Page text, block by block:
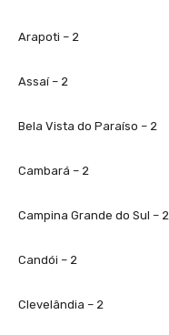
Arapoti – 2
Assaí – 2
Bela Vista do Paraíso – 2
Cambará – 2
Campina Grande do Sul – 2
Candói – 2
Clevelândia – 2